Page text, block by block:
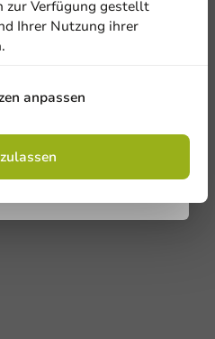
zur Verfügung gestellt
Ihrer Nutzung ihrer
anpassen
Datenschutzrichtlinie.